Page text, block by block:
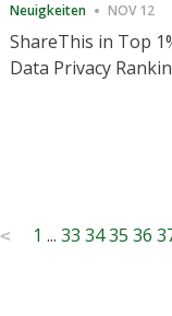
Neuigkeiten NOV 12
ShareThis in Top
Data Privacy
< 1 ... 33 34 35 36